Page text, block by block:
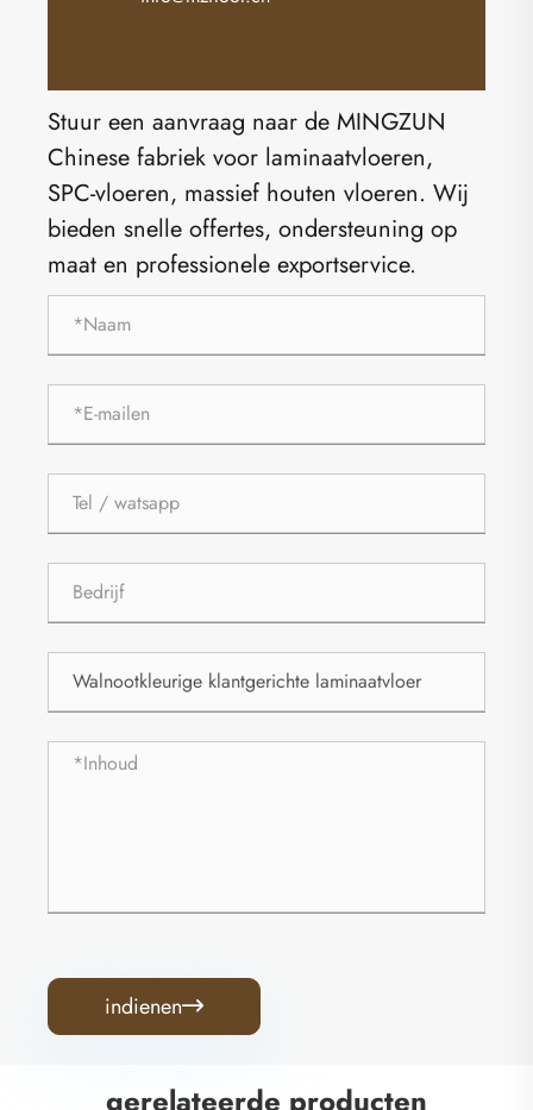
Stuur een aanvraag naar de MINGZUN
Chinese fabriek voor laminaatvloeren,
SPC-vloeren, massief houten vloeren. Wij
bieden snelle offertes, ondersteuning op
maat en professionele exportservice.
indienen
gerelateerde producten